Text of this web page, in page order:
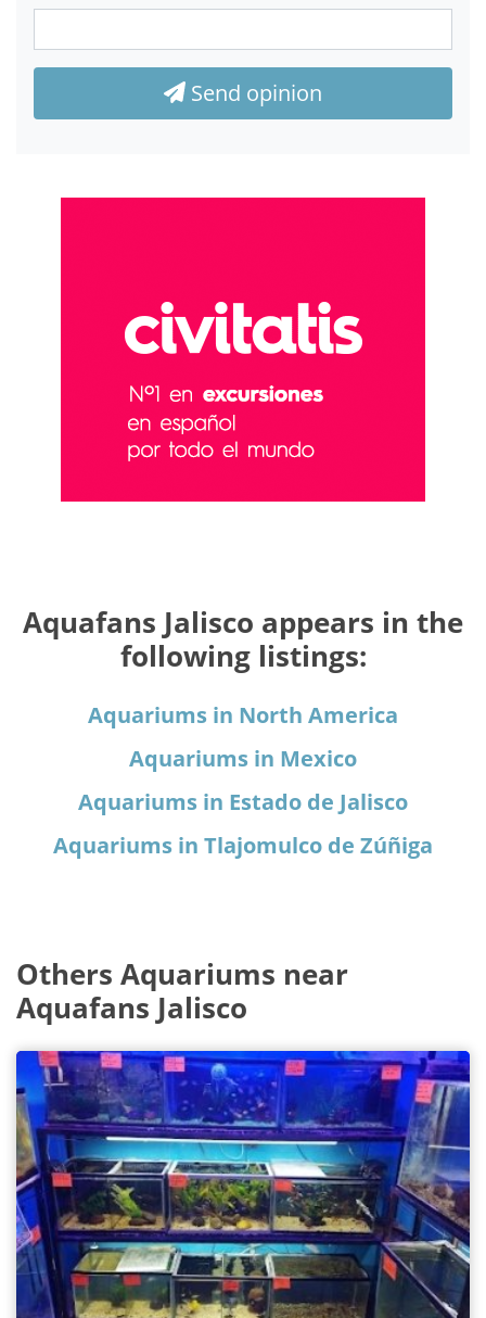
Send opinion
Aquafans Jalisco appears in the
following listings:
Aquariums in North America
Aquariums in Mexico
Aquariums in Estado de Jalisco
Aquariums in Tlajomulco de Zúñiga
Others Aquariums near
Aquafans Jalisco